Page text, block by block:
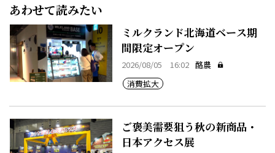
あわせて読みたい
ミルクランド北海道ベース期
間限定オープン
2026/08/05 16:02 酪農
消費拡大
ご褒美需要狙う秋の新商品・
日本アクセス展